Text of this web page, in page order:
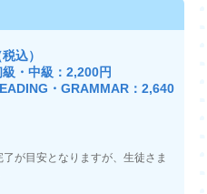
込）
・中級：2,200円
・GRAMMAR：2,640
が目安となりますが、生徒さま